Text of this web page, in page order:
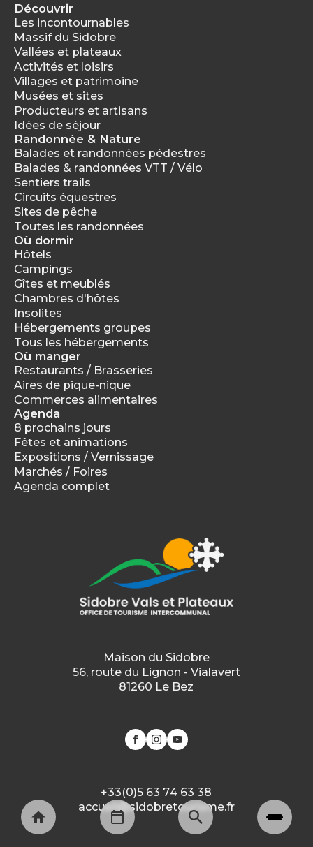
Découvrir
Les incontournables
Massif du Sidobre
Vallées et plateaux
Activités et loisirs
Villages et patrimoine
Musées et sites
Producteurs et artisans
Idées de séjour
Randonnée & Nature
Balades et randonnées pédestres
Balades & randonnées VTT / Vélo
Sentiers trails
Circuits équestres
Sites de pêche
Toutes les randonnées
Où dormir
Hôtels
Campings
Gîtes et meublés
Chambres d'hôtes
Insolites
Hébergements groupes
Tous les hébergements
Où manger
Restaurants / Brasseries
Aires de pique-nique
Commerces alimentaires
Agenda
8 prochains jours
Fêtes et animations
Expositions / Vernissage
Marchés / Foires
Agenda complet
Maison du Sidobre
56, route du Lignon - Vialavert
81260 Le Bez
+33(0)5 63 74 63 38
accueil@sidobretourisme.fr